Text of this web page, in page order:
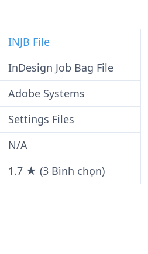
INJB File
InDesign Job Bag File
Adobe Systems
Settings Files
N/A
1.7 ★ (3 Bình chọn)